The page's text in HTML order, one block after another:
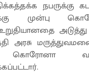
நபருக்கு
முன்பு
அரசு